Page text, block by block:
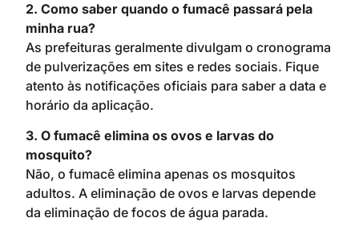
2. Como saber quando o fumacê passará pela
minha rua?
As prefeituras geralmente divulgam o cronograma
de pulverizações em sites e redes sociais. Fique
atento às notificações oficiais para saber a data e
horário da aplicação.
3. O fumacê elimina os ovos e larvas do
mosquito?
Não, o fumacê elimina apenas os mosquitos
adultos. A eliminação de ovos e larvas depende
da eliminação de focos de água parada.